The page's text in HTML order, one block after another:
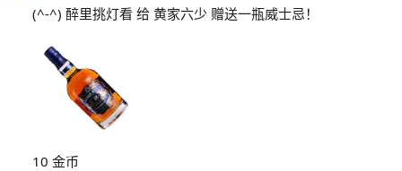
(^-^) 醉里挑灯看 给 黄家六少 赠送一瓶威士忌！
10 金币